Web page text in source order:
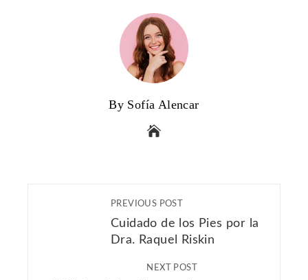
By Sofía Alencar
PREVIOUS POST
Cuidado de los Pies por la
Dra. Raquel Riskin
NEXT POST